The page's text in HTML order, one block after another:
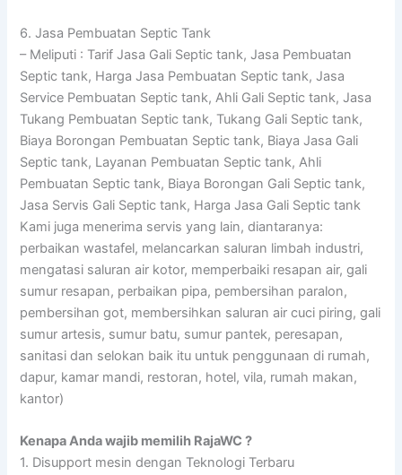
6. Jasa Pembuatan Septic Tank
– Meliputi : Tarif Jasa Gali Septic tank, Jasa Pembuatan
Septic tank, Harga Jasa Pembuatan Septic tank, Jasa
Service Pembuatan Septic tank, Ahli Gali Septic tank, Jasa
Tukang Pembuatan Septic tank, Tukang Gali Septic tank,
Biaya Borongan Pembuatan Septic tank, Biaya Jasa Gali
Septic tank, Layanan Pembuatan Septic tank, Ahli
Pembuatan Septic tank, Biaya Borongan Gali Septic tank,
Jasa Servis Gali Septic tank, Harga Jasa Gali Septic tank
Kami juga menerima servis yang lain, diantaranya:
perbaikan wastafel, melancarkan saluran limbah industri,
mengatasi saluran air kotor, memperbaiki resapan air, gali
sumur resapan, perbaikan pipa, pembersihan paralon,
pembersihan got, membersihkan saluran air cuci piring, gali
sumur artesis, sumur batu, sumur pantek, peresapan,
sanitasi dan selokan baik itu untuk penggunaan di rumah,
dapur, kamar mandi, restoran, hotel, vila, rumah makan,
kantor)
Kenapa Anda wajib memilih RajaWC ?
1. Disupport mesin dengan Teknologi Terbaru